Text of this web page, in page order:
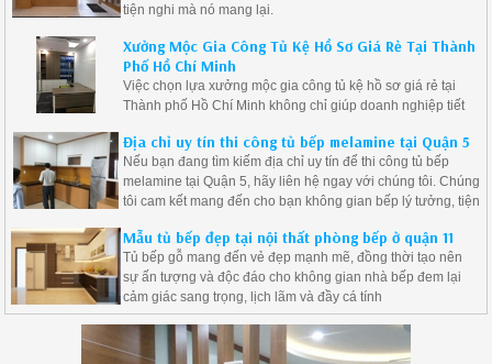
tiện nghi mà nó mang lại.
Xưởng Mộc Gia Công Tủ Kệ Hồ Sơ Giá Rẻ Tại Thành
Phố Hồ Chí Minh
Việc chọn lựa xưởng mộc gia công tủ kệ hồ sơ giá rẻ tại
Thành phố Hồ Chí Minh không chỉ giúp doanh nghiệp tiết
Địa chỉ uy tín thi công tủ bếp melamine tại Quận 5
Nếu bạn đang tìm kiếm địa chỉ uy tín để thi công tủ bếp
melamine tại Quận 5, hãy liên hệ ngay với chúng tôi. Chúng
tôi cam kết mang đến cho bạn không gian bếp lý tưởng, tiện
Mẫu tủ bếp đẹp tại nội thất phòng bếp ở quận 11
Tủ bếp gỗ mang đến vẻ đẹp mạnh mẽ, đồng thời tạo nên
sự ấn tượng và độc đáo cho không gian nhà bếp đem lại
cảm giác sang trọng, lịch lãm và đầy cá tính